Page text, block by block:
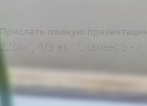
Прислать полную